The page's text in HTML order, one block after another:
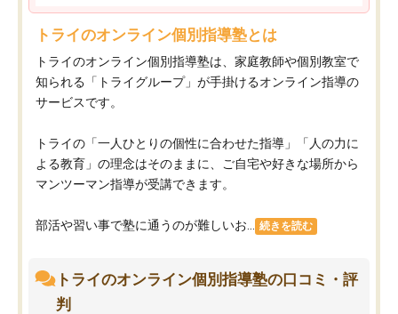
トライのオンライン個別指導塾とは
トライのオンライン個別指導塾は、家庭教師や個別教室で
知られる「トライグループ」が手掛けるオンライン指導の
サービスです。
トライの「一人ひとりの個性に合わせた指導」「人の力に
よる教育」の理念はそのままに、ご自宅や好きな場所から
マンツーマン指導が受講できます。
部活や習い事で塾に通うのが難しいお... 続きを読む
トライのオンライン個別指導塾の口コミ・評
判